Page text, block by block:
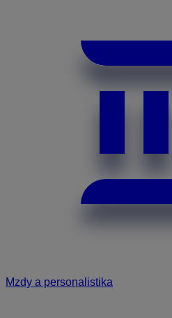
Mzdy a personalistika